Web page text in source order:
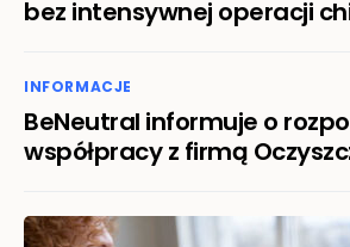
bez intensywnej operacji
INFORMACJE
BeNeutral informuje o
współpracy z firmą